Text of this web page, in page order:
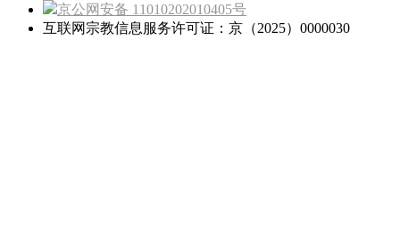
京公网安备 11010202010405号
互联网宗教信息服务许可证：京（2025）0000030